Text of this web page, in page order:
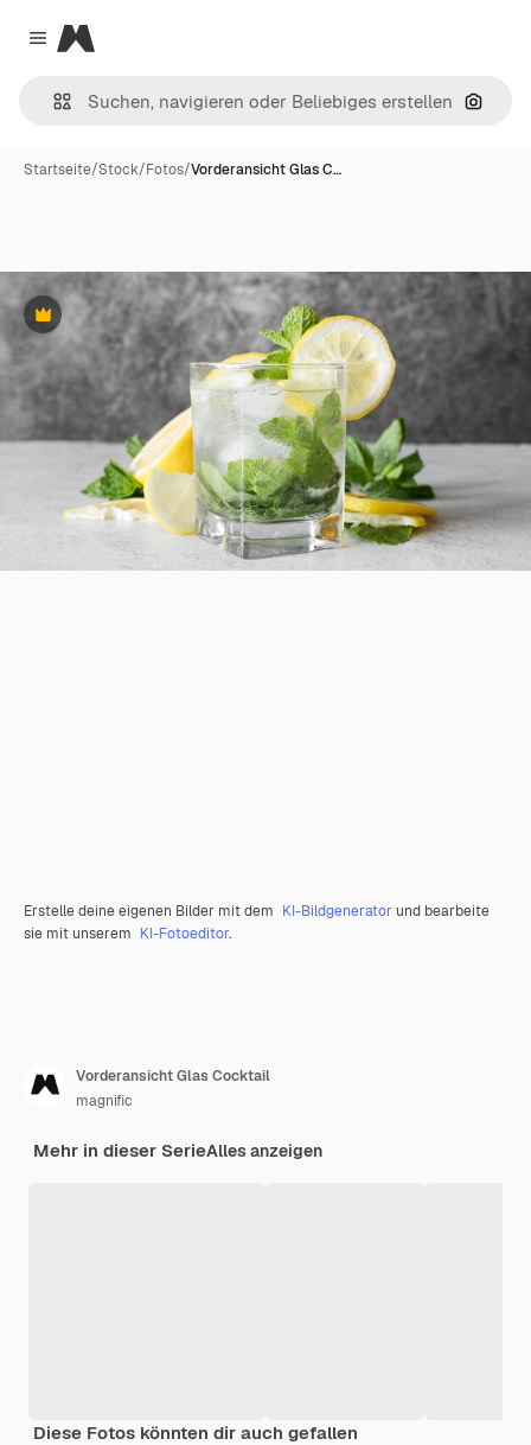
Close menu
Magnific
Nach
Startseite/Stock/Fotos/Vorderansicht Glas C…
Premium
Erstelle deine eigenen Bilder mit dem KI-Bildgenerator und bearbeite
sie mit unserem KI-Fotoeditor.
Vorderansicht Glas Cocktail
magnific
Mehr in dieser SerieAlles anzeigen
Diese Fotos könnten dir auch gefallen